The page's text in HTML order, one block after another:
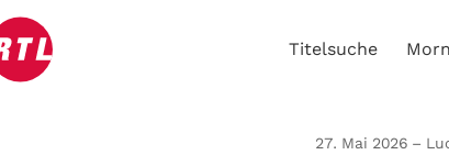
Titelsuche
27. Mai 2026 –